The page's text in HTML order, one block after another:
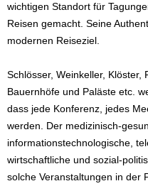
wichtigen Standort für
Reisen gemacht. Seine
modernen Reiseziel.
Schlösser, Weinkeller, Klöster,
Bauernhöfe und Paläste etc.
dass jede Konferenz, jedes
werden. Der medizinisch-
informationstechnologische,
wirtschaftliche und sozial-
solche Veranstaltungen in der